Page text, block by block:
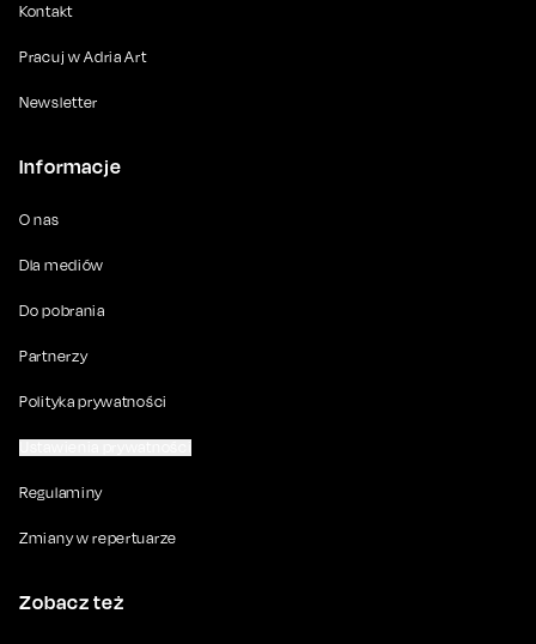
Kontakt
Pracuj w Adria Art
Newsletter
Informacje
O nas
Dla mediów
Do pobrania
Partnerzy
Polityka prywatności
Regulaminy
Zmiany w repertuarze
Zobacz też